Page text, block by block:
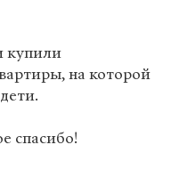
купили
на которой
спасибо!